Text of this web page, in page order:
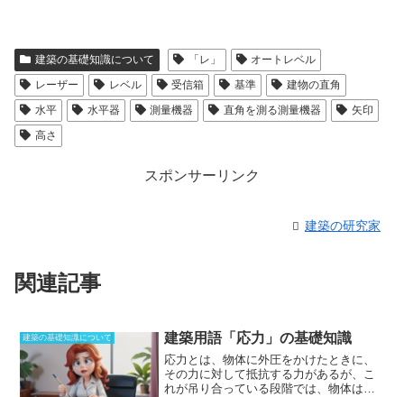
建築の基礎知識について 「レ」
オートレベル
レーザー
レベル 受信箱 基準
建物の直角
水平
水平器 測量機器 直角を測る測量機器
矢印
高さ
スポンサーリンク
建築の研究家
関連記事
建築の基礎知識について 建築用語「応力」の基礎知識
応力とは、物体に外圧をかけたときに、
その力に対して抵抗する力があるが、こ
れが吊り合っている段階では、物体は破